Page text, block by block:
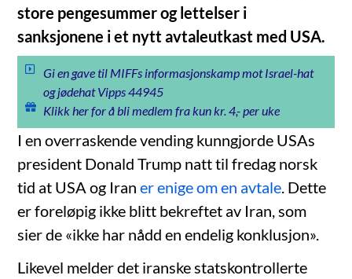
store pengesummer og lettelser i
sanksjonene i et nytt avtaleutkast med USA.
Gi en gave til MIFFs informasjonskamp mot Israel-hat
og jødehat Vipps 44945
Klikk her for å bli medlem fra kun kr. 4,- per uke
I en overraskende vending kunngjorde USAs
president Donald Trump natt til fredag norsk
tid at USA og Iraner enige om en avtale. Dette
er foreløpig ikke blitt bekreftet av Iran, som
sier de «ikke har nådd en endelig konklusjon».
Likevel melder det iranske statskontrollerte